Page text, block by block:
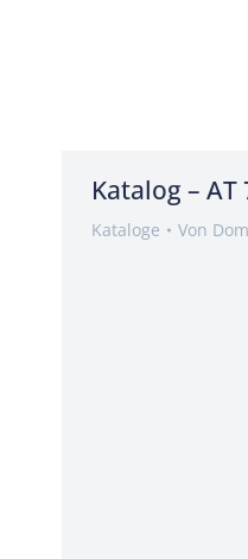
Katalog – AT
Kataloge Von